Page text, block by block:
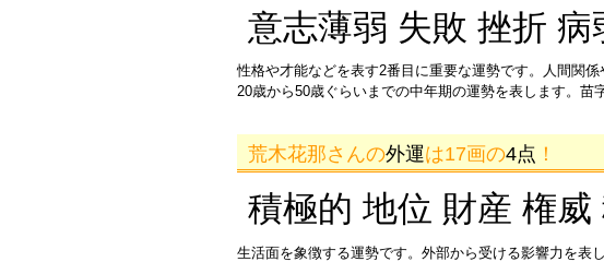
意志薄弱 失敗 挫折 病
性格や才能などを表す2番目に重要な運勢です。人間関
20歳から50歳ぐらいまでの中年期の運勢を表します。苗
荒木花那さんの外運は17画の4点 ！
積極的 地位 財産 権
生活面を象徴する運勢です。外部から受ける影響力を表